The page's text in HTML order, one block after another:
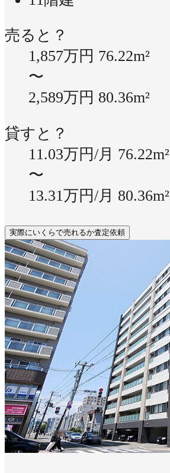
売ると？
1,857万円 76.22m²
〜
2,589万円 80.36m²
貸すと？
11.03万円/月 76.22m²
〜
13.31万円/月 80.36m²
実際にいくらで売れるか査定依頼